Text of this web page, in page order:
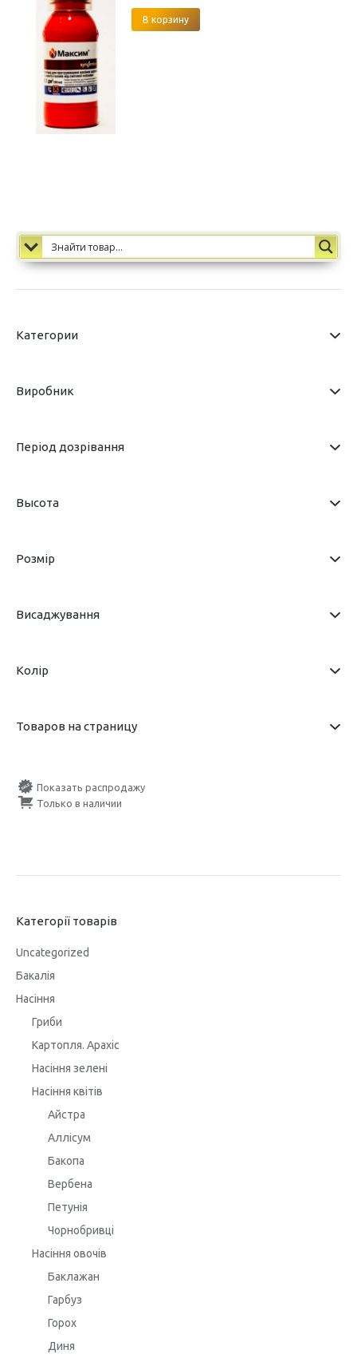
В корзину
Категории
Виробник
Період дозрівання
Высота
Розмір
Висаджування
Колір
Товаров на страницу
Показать распродажу
Только в наличии
Категорії товарів
Uncategorized
Бакалія
Насіння
Гриби
Картопля. Арахіс
Насіння зелені
Насіння квітів
Айстра
Аллісум
Бакопа
Вербена
Петунія
Чорнобривці
Насіння овочів
Баклажан
Гарбуз
Горох
Диня